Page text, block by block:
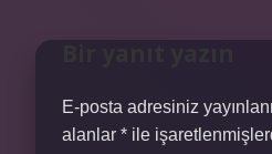
E-posta adresiniz
alanlar * ile